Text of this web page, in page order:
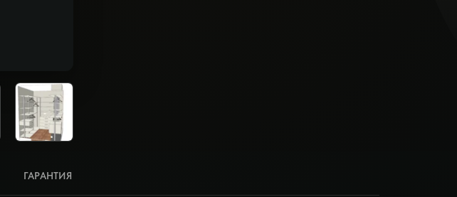
ГАРАНТИЯ